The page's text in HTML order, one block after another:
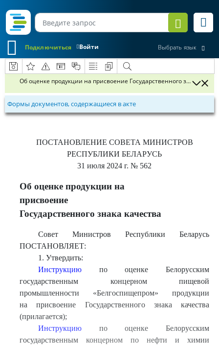
Войти
Подключиться Выбрать язык
Об оценке продукции на присвоение Государственного знака
Формы документов, содержащиеся в акте
ПОСТАНОВЛЕНИЕ СОВЕТА МИНИСТРОВ
РЕСПУБЛИКИ БЕЛАРУСЬ
31 июля 2024 г. № 562
Об оценке продукции на
присвоение
Государственного знака качества
Совет Министров Республики Беларусь
ПОСТАНОВЛЯЕТ:
1. Утвердить:
Инструкциюпо оценке Белорусским
государственным концерном пищевой
промышленности «Белгоспищепром» продукции
на присвоение Государственного знака качества
(прилагается);
Инструкциюпо оценке Белорусским
государственным концерном по нефти и химии